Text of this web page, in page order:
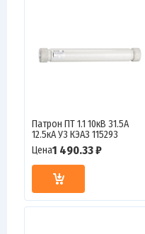
Патрон ПТ 1.1 10кВ 31.5А
12.5кА У3 КЭАЗ 115293
Цена1 490.33 ₽